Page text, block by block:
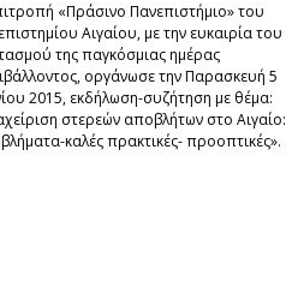
«Πράσινο Πανεπιστήμιο» του
Αιγαίου, με την ευκαιρία του
της παγκόσμιας ημέρας
οργάνωσε την Παρασκευή 5
2015, εκδήλωση-συζήτηση με θέμα:
στερεών αποβλήτων στο Αιγαίο:
καλές πρακτικές- προοπτικές».